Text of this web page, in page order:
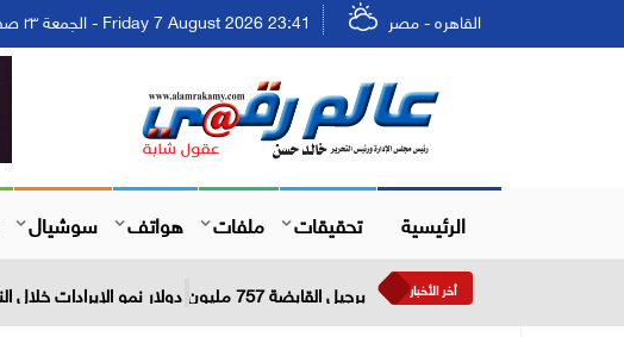
القاهره - مصر Friday 7 August 2026 23:41 - الجمعة ٢٣ صفر ١٤٤٨
الرئيسية تحقيقات ملفات هواتف سوشيال
أخر الأخبار برجيل القابضة 757 مليون دولار نمو الإيرادات خلال النصف الأول من عام 2026